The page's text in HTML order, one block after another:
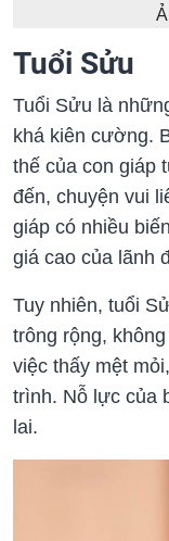
Tuổi Sửu
Tuổi Sửu là
khá kiên cường.
thế của con giáp
đến, chuyện vui
giáp có nhiều
giá cao của lãnh
Tuy nhiên, tuổi
trông rộng,
việc thấy mệt
trình. Nỗ lực của
lai.